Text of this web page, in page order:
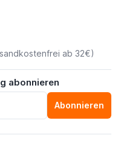
ab 32€)
abonnieren
Abonnieren